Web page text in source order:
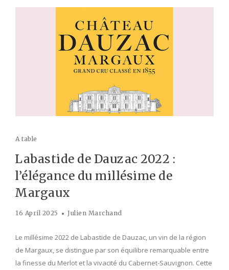
A table
Labastide de Dauzac 2022 :
l’élégance du millésime de
Margaux
16 April 2025 Julien Marchand
Le millésime 2022 de Labastide de Dauzac, un vin de la région
de Margaux, se distingue par son équilibre remarquable entre
la finesse du Merlot et la vivacité du Cabernet-Sauvignon. Cette